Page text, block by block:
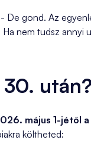
- De gond. Az
nem tudsz
május 1-jétől
költheted: